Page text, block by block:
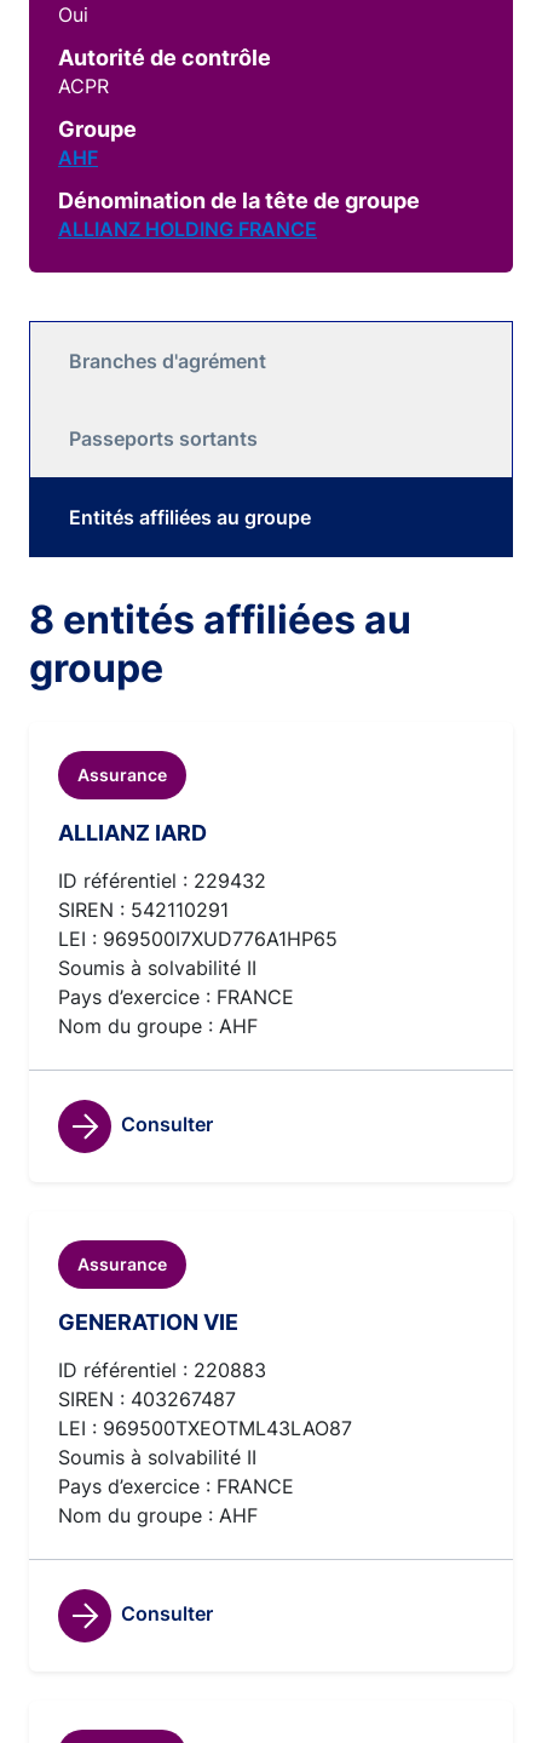
Oui
Autorité de contrôle
ACPR
Groupe
AHF
Dénomination de la tête de groupe
ALLIANZ HOLDING FRANCE
Branches d'agrément
Passeports sortants
Entités affiliées au groupe
8 entités affiliées au
groupe
Assurance
ALLIANZ IARD
ID référentiel : 229432
SIREN : 542110291
LEI : 969500I7XUD776A1HP65
Soumis à solvabilité II
Pays d’exercice : FRANCE
Nom du groupe : AHF
Consulter
Assurance
GENERATION VIE
ID référentiel : 220883
SIREN : 403267487
LEI : 969500TXEOTML43LAO87
Soumis à solvabilité II
Pays d’exercice : FRANCE
Nom du groupe : AHF
Consulter